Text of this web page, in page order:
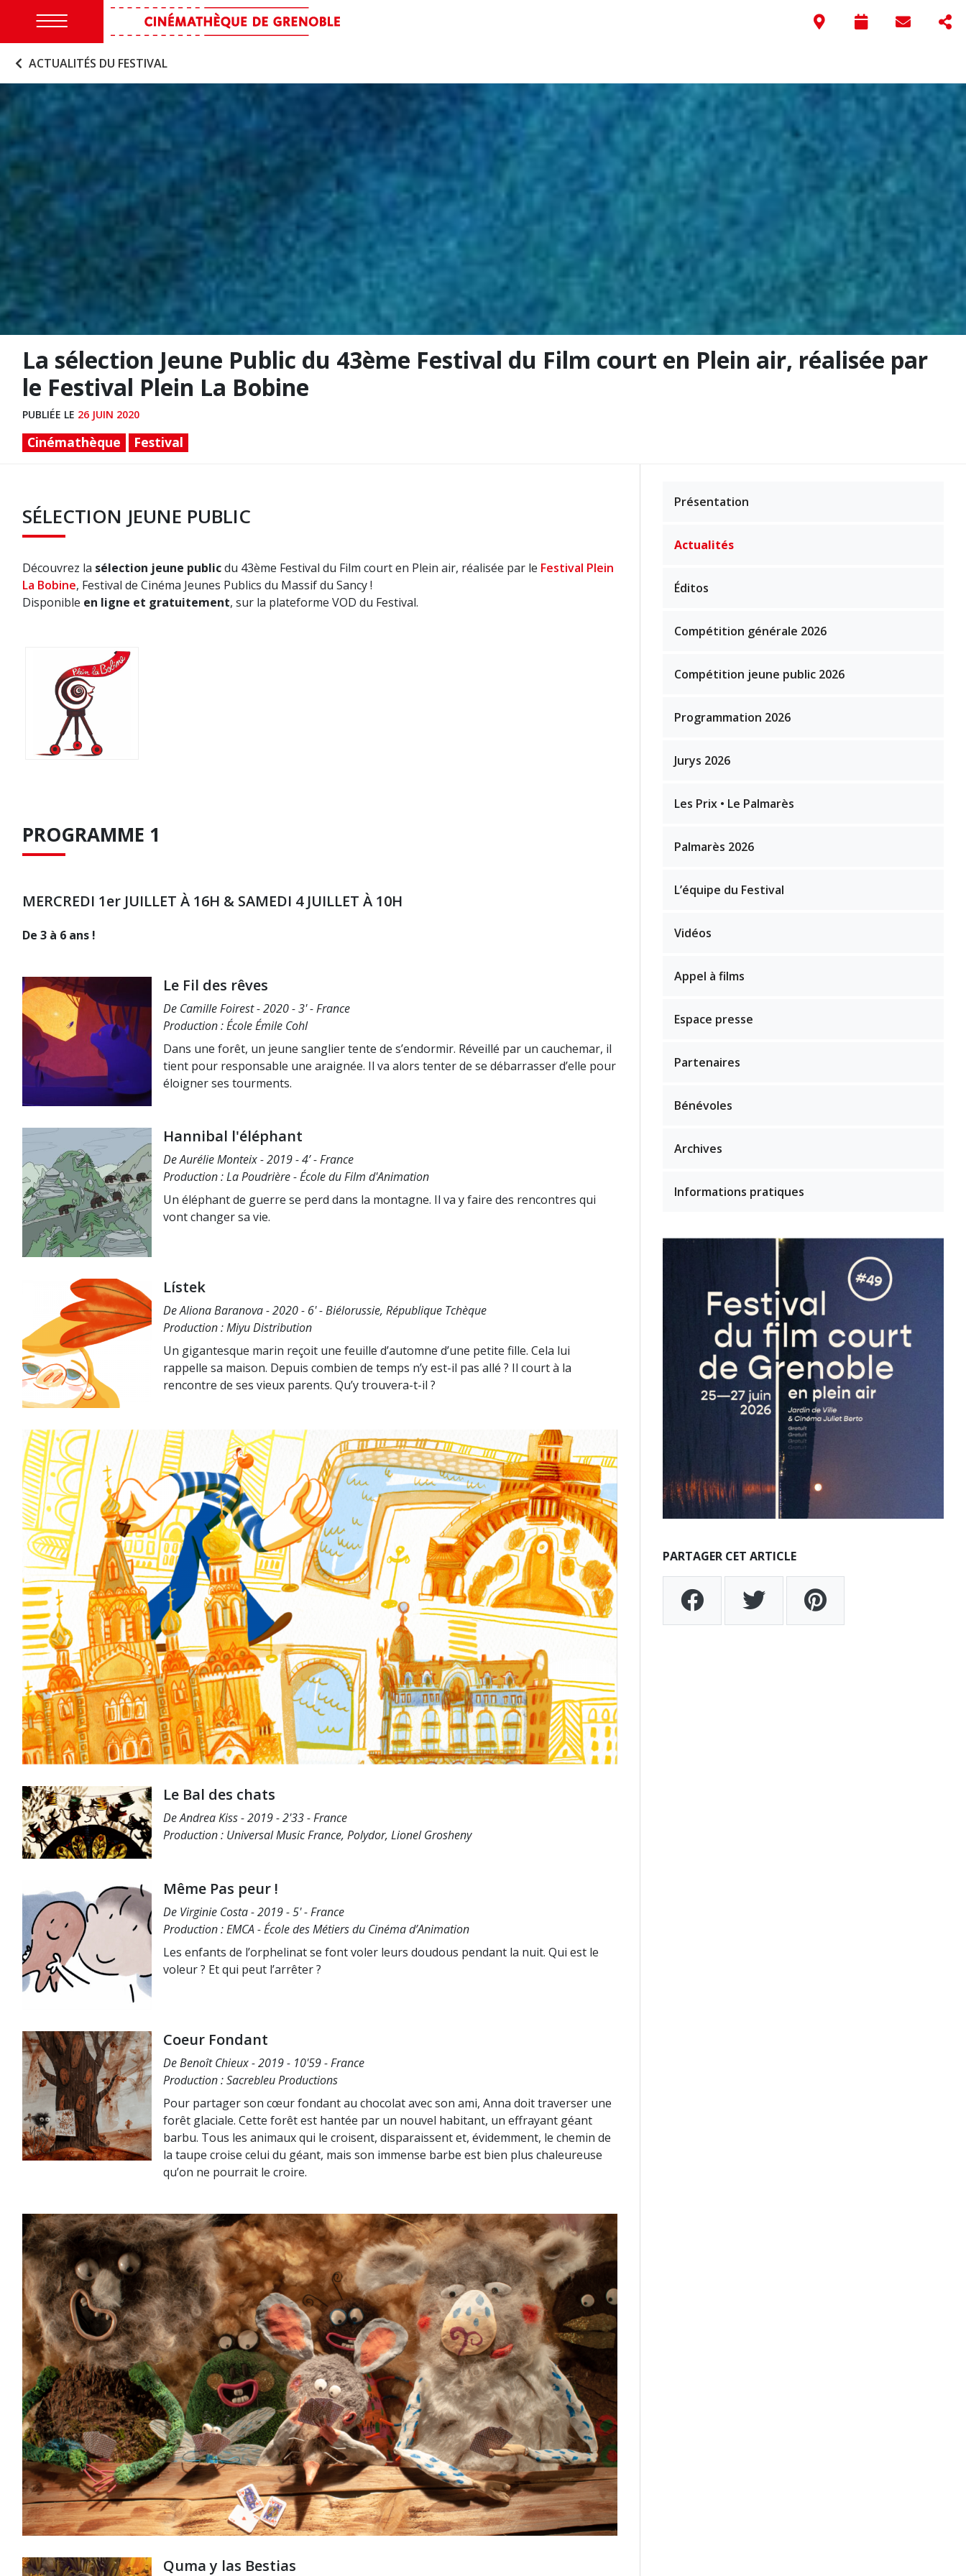
ACTUALITÉS DU FESTIVAL
La sélection Jeune Public du 43ème Festival du Film court en Plein air, réalisée par
le Festival Plein La Bobine
PUBLIÉE LE 26 JUIN 2020
Cinémathèque Festival
SÉLECTION JEUNE PUBLIC
Découvrez la sélection jeune publicdu 43ème Festival du Film court en Plein air, réalisée par le Festival Plein
La Bobine, Festival de Cinéma Jeunes Publics du Massif du Sancy !
Disponible en ligne et gratuitement, sur la plateforme VOD du Festival.
PROGRAMME 1
MERCREDI 1er JUILLET À 16H & SAMEDI 4 JUILLET À 10H
De 3 à 6 ans !
Le Fil des rêves
De Camille Foirest - 2020 - 3' - France
Production : École Émile Cohl
Dans une forêt, un jeune sanglier tente de s’endormir. Réveillé par un cauchemar, il
tient pour responsable une araignée. Il va alors tenter de se débarrasser d’elle pour
éloigner ses tourments.
Hannibal l'éléphant
De Aurélie Monteix - 2019 - 4’ - France
Production : La Poudrière - École du Film d'Animation
Un éléphant de guerre se perd dans la montagne. Il va y faire des rencontres qui
vont changer sa vie.
Lístek
De Aliona Baranova - 2020 - 6' - Biélorussie, République Tchèque
Production : Miyu Distribution
Un gigantesque marin reçoit une feuille d’automne d’une petite fille. Cela lui
rappelle sa maison. Depuis combien de temps n’y est-il pas allé ? Il court à la
rencontre de ses vieux parents. Qu’y trouvera-t-il ?
Le Bal des chats
De Andrea Kiss - 2019 - 2'33 - France
Production : Universal Music France, Polydor, Lionel Grosheny
Même Pas peur !
De Virginie Costa - 2019 - 5' - France
Production : EMCA - École des Métiers du Cinéma d’Animation
Les enfants de l’orphelinat se font voler leurs doudous pendant la nuit. Qui est le
voleur ? Et qui peut l’arrêter ?
Coeur Fondant
De Benoît Chieux - 2019 - 10'59 - France
Production : Sacrebleu Productions
Pour partager son cœur fondant au chocolat avec son ami, Anna doit traverser une
forêt glaciale. Cette forêt est hantée par un nouvel habitant, un effrayant géant
barbu. Tous les animaux qui le croisent, disparaissent et, évidemment, le chemin de
la taupe croise celui du géant, mais son immense barbe est bien plus chaleureuse
qu’on ne pourrait le croire.
Quma y las Bestias
Présentation
Actualités
Éditos
Compétition générale 2026
Compétition jeune public 2026
Programmation 2026
Jurys 2026
Les Prix • Le Palmarès
Palmarès 2026
L’équipe du Festival
Vidéos
Appel à films
Espace presse
Partenaires
Bénévoles
Archives
Informations pratiques
PARTAGER CET ARTICLE